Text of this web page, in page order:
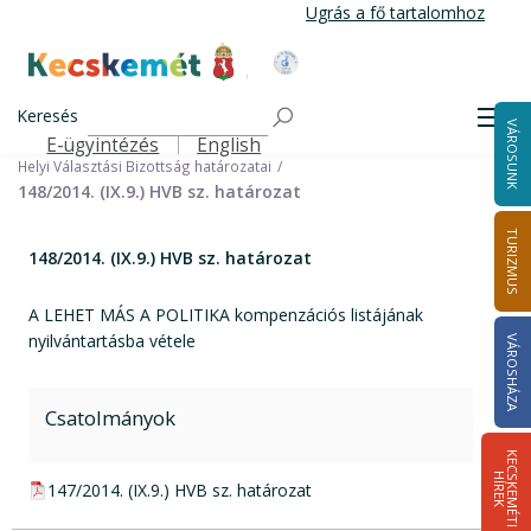
tartalomra
Ugrás a fő tartalomhoz
Kecskemét Város Honlapja
Keresés
Felső navigáció
E-ügyintézés English VÁROSUNK
TURIZMUS
VÁROSHÁZA
K
E
C
S
K
E
M
É
T
I
HÍ
R
E
K
Választási információk
Helyi önkormányzati képviselők és polgármester választás 2014
Helyi Választási Bizottság ülései, határozatai
Helyi Választási Bizottság határozatai
148/2014. (IX.9.) HVB sz. határozat
148/2014. (IX.9.) HVB sz. határozat
A LEHET MÁS A POLITIKA kompenzációs listájának
nyilvántartásba vétele
Csatolmányok
pdf csatolmány:
147/2014. (IX.9.) HVB sz. határozat